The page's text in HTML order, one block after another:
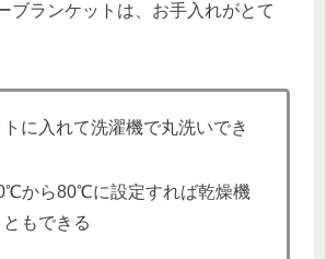
ブランケットは、お手入れがとて
に入れて洗濯機で丸洗いでき
から80℃に設定すれば乾燥機
もできる